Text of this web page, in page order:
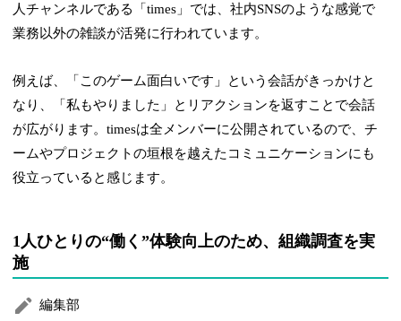
人チャンネルである「times」では、社内SNSのような感覚で
業務以外の雑談が活発に行われています。
例えば、「このゲーム面白いです」という会話がきっかけと
なり、「私もやりました」とリアクションを返すことで会話
が広がります。timesは全メンバーに公開されているので、チ
ームやプロジェクトの垣根を越えたコミュニケーションにも
役立っていると感じます。
1人ひとりの“働く”体験向上のため、組織調査を実
施
編集部